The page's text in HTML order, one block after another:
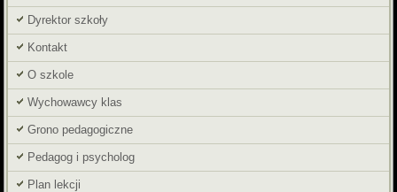
Dyrektor szkoły
Kontakt
O szkole
Wychowawcy klas
Grono pedagogiczne
Pedagog i psycholog
Plan lekcji